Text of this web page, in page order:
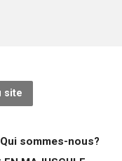
site
Qui sommes-nous?